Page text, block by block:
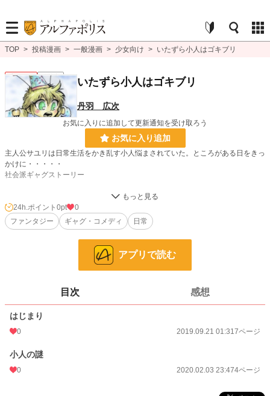
TOP > 投稿漫画 > 一般漫画 > 少女向け > いたずら小人はゴキブリ
少女向け 連載中 いたずら小人はゴキブリ
丹羽 広次
お気に入りに追加して更新通知を受け取ろう
お気に入り追加
主人公サユリは日常生活をかき乱す小人悩まされていた。ところがある日をきっ
かけに・・・・・
社会派ギャグストーリー
少女向け 1,154 位 / 1,154 件
更新日時 2019.10.03 00:19
初回公開日時
週間ポイント
月間ポイント
24h.ポイント 0pt
0
ファンタジー
ギャグ・コメディ 日常
アプリで読む
目次 感想
はじまり
0 2019.09.21 01:317ページ
小人の謎
0 2020.02.03 23:474ページ